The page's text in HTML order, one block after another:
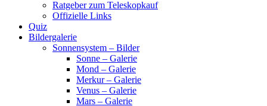
Ratgeber zum Teleskopkauf
Offizielle Links
Quiz
Bildergalerie
Sonnensystem – Bilder
Sonne – Galerie
Mond – Galerie
Merkur – Galerie
Venus – Galerie
Mars – Galerie